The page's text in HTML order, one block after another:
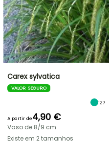
Carex sylvatica
VALOR SEGURO
127
A partir de4,90 €
Vaso de 8/9 cm
Existe em 2 tamanhos